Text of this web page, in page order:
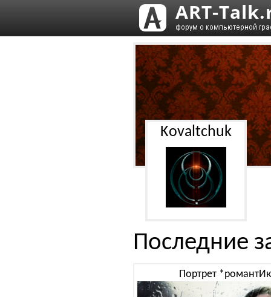
Kovaltchuk
Последние
Портрет